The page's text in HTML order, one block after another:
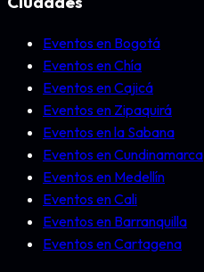
Eventos en Bogotá
Eventos en Chía
Eventos en Cajicá
Eventos en Zipaquirá
Eventos en la Sabana
Eventos en Cundinamarca
Eventos en Medellín
Eventos en Cali
Eventos en Barranquilla
Eventos en Cartagena